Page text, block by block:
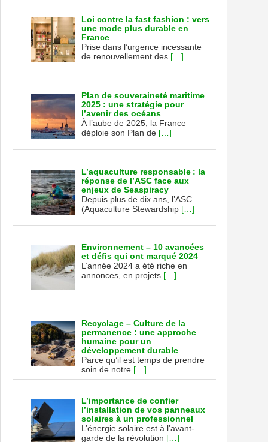
Loi contre la fast fashion : vers
une mode plus durable en
France
Prise dans l’urgence incessante
de renouvellement des […]
Plan de souveraineté maritime
2025 : une stratégie pour
l’avenir des océans
À l’aube de 2025, la France
déploie son Plan de […]
L’aquaculture responsable : la
réponse de l’ASC face aux
enjeux de Seaspiracy
Depuis plus de dix ans, l’ASC
(Aquaculture Stewardship […]
Environnement – 10 avancées
et défis qui ont marqué 2024
L’année 2024 a été riche en
annonces, en projets […]
Recyclage – Culture de la
permanence : une approche
humaine pour un
développement durable
Parce qu’il est temps de prendre
soin de notre […]
L’importance de confier
l’installation de vos panneaux
solaires à un professionnel
L’énergie solaire est à l’avant-
garde de la révolution […]